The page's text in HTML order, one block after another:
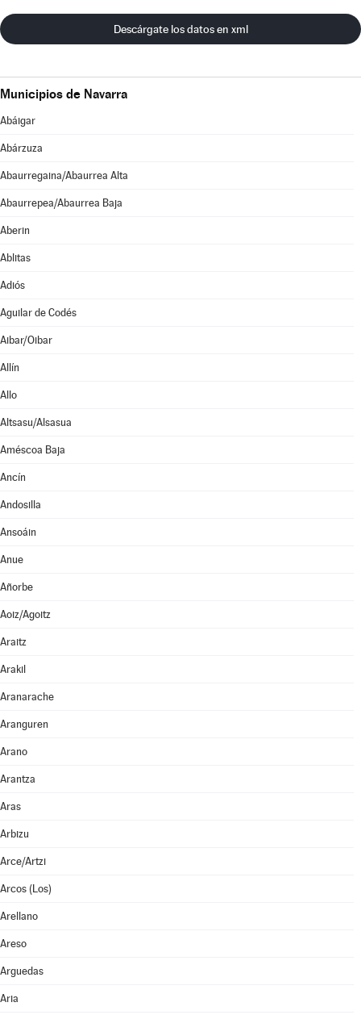
Descárgate los datos en xml
Municipios de Navarra
Abáigar
Abárzuza
Abaurregaina/Abaurrea Alta
Abaurrepea/Abaurrea Baja
Aberin
Ablitas
Adiós
Aguilar de Codés
Aibar/Oibar
Allín
Allo
Altsasu/Alsasua
Améscoa Baja
Ancín
Andosilla
Ansoáin
Anue
Añorbe
Aoiz/Agoitz
Araitz
Arakil
Aranarache
Aranguren
Arano
Arantza
Aras
Arbizu
Arce/Artzi
Arcos (Los)
Arellano
Areso
Arguedas
Aria